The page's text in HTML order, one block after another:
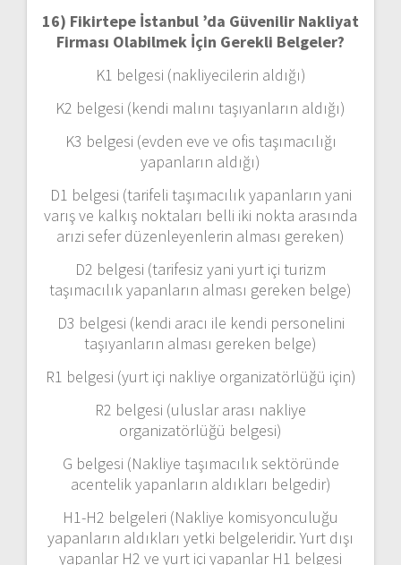
16) Fikirtepe İstanbul ’da Güvenilir Nakliyat
Firması Olabilmek İçin Gerekli Belgeler?
K1 belgesi (nakliyecilerin aldığı)
K2 belgesi (kendi malını taşıyanların aldığı)
K3 belgesi (evden eve ve ofis taşımacılığı
yapanların aldığı)
D1 belgesi (tarifeli taşımacılık yapanların yani
varış ve kalkış noktaları belli iki nokta arasında
arızi sefer düzenleyenlerin alması gereken)
D2 belgesi (tarifesiz yani yurt içi turizm
taşımacılık yapanların alması gereken belge)
D3 belgesi (kendi aracı ile kendi personelini
taşıyanların alması gereken belge)
R1 belgesi (yurt içi nakliye organizatörlüğü için)
R2 belgesi (uluslar arası nakliye
organizatörlüğü belgesi)
G belgesi (Nakliye taşımacılık sektöründe
acentelik yapanların aldıkları belgedir)
H1-H2 belgeleri (Nakliye komisyonculuğu
yapanların aldıkları yetki belgeleridir. Yurt dışı
yapanlar H2 ve yurt içi yapanlar H1 belgesi